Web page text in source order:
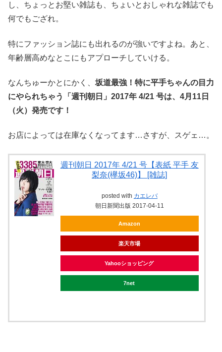
し、ちょっとお堅い雑誌も、ちょいとおしゃれな雑誌でも
何でもござれ。
特にファッション誌にも出れるのが強いですよね。あと、
年齢層高めなとこにもアプローチしていける。
なんちゅーかとにかく、 坂道最強！特に平手ちゃんの目力
にやられちゃう「週刊朝日」2017年 4/21 号は、4月11日
（火）発売です！
お店によっては在庫なくなってます…さすが、スゲェ…。
週刊朝日 2017年 4/21 号【表紙 平手 友
梨奈(欅坂46)】 [雑誌]
posted with カエレバ
朝日新聞出版 2017-04-11
Amazon
楽天市場
Yahooショッピング
7net